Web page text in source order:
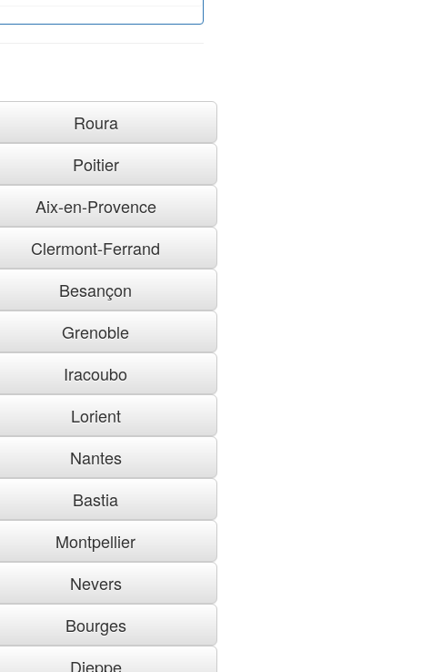
Roura
Poitier
Aix-en-Provence
Clermont-Ferrand
Besançon
Grenoble
Iracoubo
Lorient
Nantes
Bastia
Montpellier
Nevers
Bourges
Dieppe